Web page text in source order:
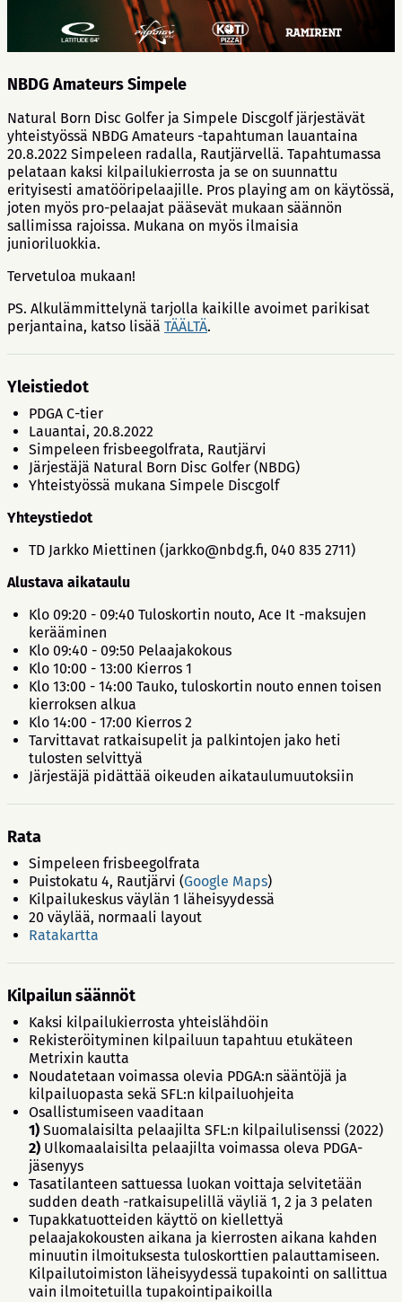
NBDG Amateurs Simpele
Natural Born Disc Golfer ja Simpele Discgolf järjestävät
yhteistyössä NBDG Amateurs -tapahtuman lauantaina
20.8.2022 Simpeleen radalla, Rautjärvellä. Tapahtumassa
pelataan kaksi kilpailukierrosta ja se on suunnattu
erityisesti amatööripelaajille. Pros playing am on käytössä,
joten myös pro-pelaajat pääsevät mukaan säännön
sallimissa rajoissa. Mukana on myös ilmaisia
junioriluokkia.
Tervetuloa mukaan!
PS. Alkulämmittelynä tarjolla kaikille avoimet parikisat
perjantaina, katso lisää TÄÄLTÄ.
Yleistiedot
PDGA C-tier
Lauantai, 20.8.2022
Simpeleen frisbeegolfrata, Rautjärvi
Järjestäjä Natural Born Disc Golfer (NBDG)
Yhteistyössä mukana Simpele Discgolf
Yhteystiedot
TD Jarkko Miettinen (jarkko@nbdg.fi, 040 835 2711)
Alustava aikataulu
Klo 09:20 - 09:40 Tuloskortin nouto, Ace It -maksujen
kerääminen
Klo 09:40 - 09:50 Pelaajakokous
Klo 10:00 - 13:00 Kierros 1
Klo 13:00 - 14:00 Tauko, tuloskortin nouto ennen toisen
kierroksen alkua
Klo 14:00 - 17:00 Kierros 2
Tarvittavat ratkaisupelit ja palkintojen jako heti
tulosten selvittyä
Järjestäjä pidättää oikeuden aikataulumuutoksiin
Rata
Simpeleen frisbeegolfrata
Puistokatu 4, Rautjärvi (Google Maps)
Kilpailukeskus väylän 1 läheisyydessä
20 väylää, normaali layout
Ratakartta
Kilpailun säännöt
Kaksi kilpailukierrosta yhteislähdöin
Rekisteröityminen kilpailuun tapahtuu etukäteen
Metrixin kautta
Noudatetaan voimassa olevia PDGA:n sääntöjä ja
kilpailuopasta sekä SFL:n kilpailuohjeita
Osallistumiseen vaaditaan
1) Suomalaisilta pelaajilta SFL:n kilpailulisenssi (2022)
2) Ulkomaalaisilta pelaajilta voimassa oleva PDGA-
jäsenyys
Tasatilanteen sattuessa luokan voittaja selvitetään
sudden death -ratkaisupelillä väyliä 1, 2 ja 3 pelaten
Tupakkatuotteiden käyttö on kiellettyä
pelaajakokousten aikana ja kierrosten aikana kahden
minuutin ilmoituksesta tuloskorttien palauttamiseen.
Kilpailutoimiston läheisyydessä tupakointi on sallittua
vain ilmoitetuilla tupakointipaikoilla